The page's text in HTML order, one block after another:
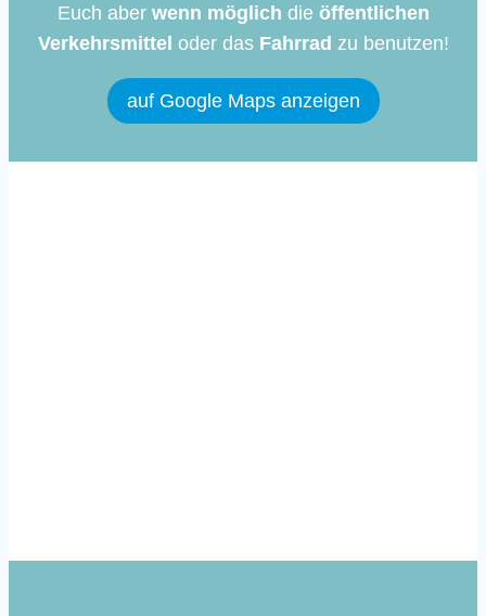
Euch aber wenn möglich die öffentlichen
Verkehrsmittel oder das Fahrrad zu benutzen!
auf Google Maps anzeigen